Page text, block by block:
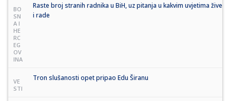
BO
SN
A I
HE
RC
EG
OV
INA
Raste broj stranih radnika u BiH, uz pitanja u kakvim uvjetima žive
i rade
VE
STI
Tron slušanosti opet pripao Edu Širanu